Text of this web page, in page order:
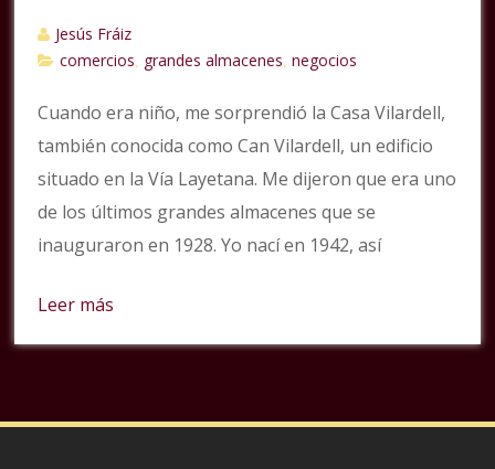
Jesús Fráiz
comercios grandes almacenes ,negocios
Cuando era niño, me sorprendió la Casa Vilardell,
también conocida como Can Vilardell, un edificio
situado en la Vía Layetana. Me dijeron que era uno
de los últimos grandes almacenes que se
inauguraron en 1928. Yo nací en 1942, así
Leer más